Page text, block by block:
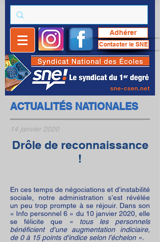
Adhérer
Contacter le SNE
ACTUALITÉS NATIONALES
14 janvier 2020
Drôle de reconnaissance
!
En ces temps de négociations et d’instabilité
sociale, notre administration s’est révélée
un peu trop prompte à se réjouir. Dans son
« Info personnel 6 » du 10 janvier 2020, elle
se félicite que
« tous les personnels
bénéficient d'une augmentation indiciaire,
de 0 à 15 points d'indice selon l'échelon ».